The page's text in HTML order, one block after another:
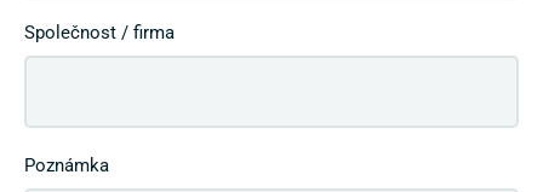
Společnost / firma
Poznámka